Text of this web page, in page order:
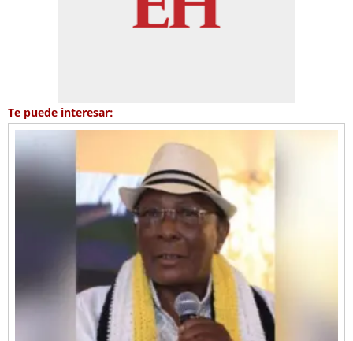
Te puede interesar: